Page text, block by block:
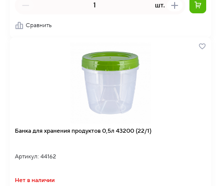
шт.
Сравнить
Банка для хранения продуктов 0,5л 43200 (22/1)
Артикул: 44162
Нет в наличии